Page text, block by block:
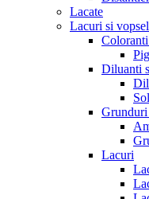
Lacate
Lacuri si
Diluanti
Grunduri
Lacuri